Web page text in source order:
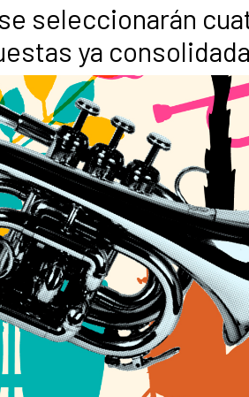
seleccionarán
ya